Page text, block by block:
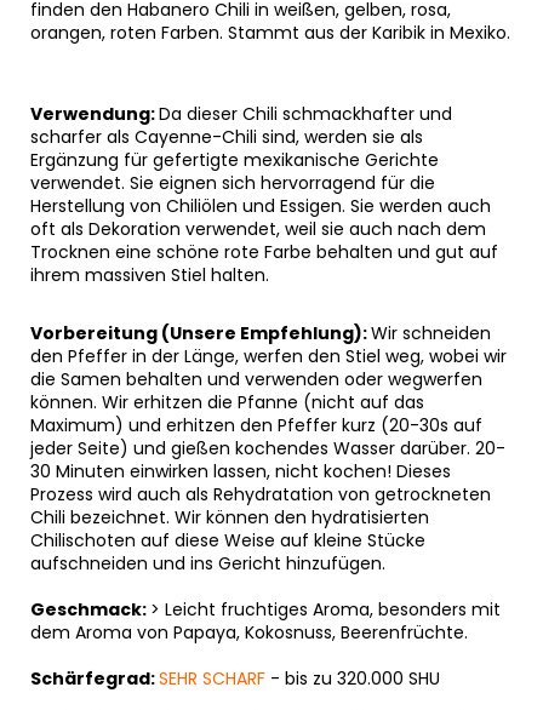
finden den Habanero Chili in weißen, gelben, rosa,
orangen, roten Farben. Stammt aus der Karibik in Mexiko.
Verwendung:Da dieser Chili schmackhafter und
scharfer als Cayenne-Chili sind, werden sie als
Ergänzung für gefertigte mexikanische Gerichte
verwendet. Sie eignen sich hervorragend für die
Herstellung von Chiliölen und Essigen. Sie werden auch
oft als Dekoration verwendet, weil sie auch nach dem
Trocknen eine schöne rote Farbe behalten und gut auf
ihrem massiven Stiel halten.
Vorbereitung (Unsere Empfehlung):Wir schneiden
den Pfeffer in der Länge, werfen den Stiel weg, wobei wir
die Samen behalten und verwenden oder wegwerfen
können. Wir erhitzen die Pfanne (nicht auf das
Maximum) und erhitzen den Pfeffer kurz (20-30s auf
jeder Seite) und gießen kochendes Wasser darüber. 20-
30 Minuten einwirken lassen, nicht kochen! Dieses
Prozess wird auch als Rehydratation von getrockneten
Chili bezeichnet. Wir können den hydratisierten
Chilischoten auf diese Weise auf kleine Stücke
aufschneiden und ins Gericht hinzufügen.
Geschmack: > Leicht fruchtiges Aroma, besonders mit
dem Aroma von Papaya, Kokosnuss, Beerenfrüchte.
Schärfegrad:SEHR SCHARF - bis zu 320.000 SHU